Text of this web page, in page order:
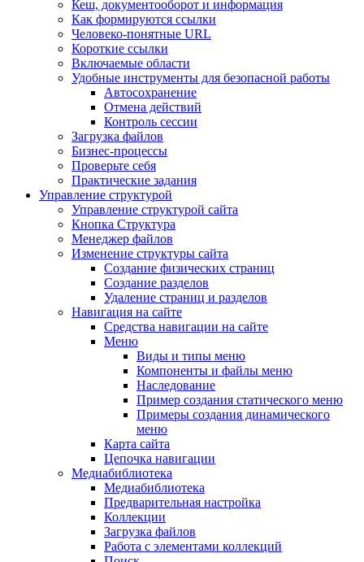
Кеш, документооборот и информация
Как формируются ссылки
Человеко-понятные URL
Короткие ссылки
Включаемые области
Удобные инструменты для безопасной работы
Автосохранение
Отмена действий
Контроль сессии
Загрузка файлов
Бизнес-процессы
Проверьте себя
Практические задания
Управление структурой
Управление структурой сайта
Кнопка Структура
Менеджер файлов
Изменение структуры сайта
Создание физических страниц
Создание разделов
Удаление страниц и разделов
Навигация на сайте
Средства навигации на сайте
Меню
Виды и типы меню
Компоненты и файлы меню
Наследование
Пример создания статического меню
Примеры создания динамического
меню
Карта сайта
Цепочка навигации
Медиабиблиотека
Медиабиблиотека
Предварительная настройка
Коллекции
Загрузка файлов
Работа с элементами коллекций